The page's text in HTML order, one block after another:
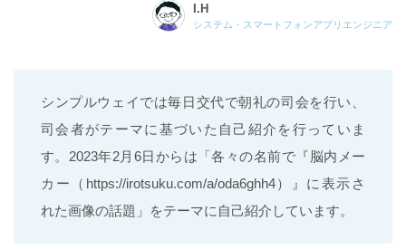
I.H
システム・スマートフォンアプリエンジニア
シンプルウェイでは毎日交代で朝礼の司会を行い、
司会者がテーマに基づいた自己紹介を行っていま
す。2023年2月6日からは「各々の名前で『脳内メー
カー（https://irotsuku.com/a/oda6ghh4）』に表示さ
れた画像の話題」をテーマに自己紹介しています。